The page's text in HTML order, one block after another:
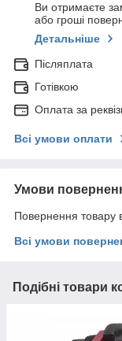
Ви отримаєте
або гроші
Детальніше
Післяплата
Готівкою
Оплата за
Всі умови оплати
Умови
Повернення товару
Всі умови
Подібні товари